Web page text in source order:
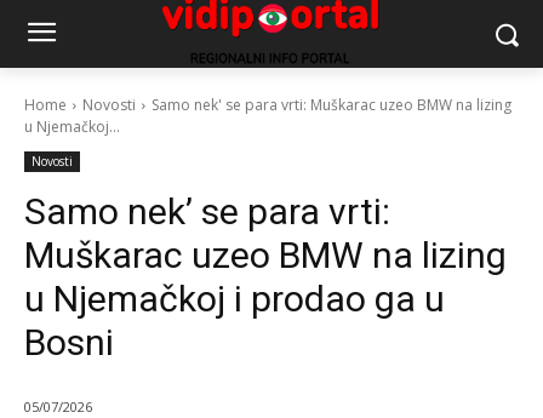
Home Novosti
Samo nek' se para vrti: Muškarac uzeo BMW na lizing
u Njemačkoj...
Novosti
Samo nek’ se para vrti:
Muškarac uzeo BMW na lizing
u Njemačkoj i prodao ga u
Bosni
05/07/2026